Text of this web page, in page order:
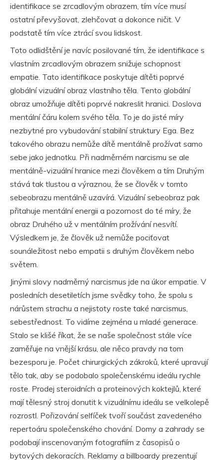
identifikace se zrcadlovým obrazem, tím více musí
ostatní převyšovat, zlehčovat a dokonce ničit. V
podstatě tím více ztrácí svou lidskost.
Toto odlidštění je navíc posilované tím, že identifikace s
vlastním zrcadlovým obrazem snižuje schopnost
empatie. Tato identifikace poskytuje dítěti poprvé
globální vizuální obraz vlastního těla. Tento globální
obraz umožňuje dítěti poprvé nakreslit hranici. Doslova
mentální čáru kolem svého těla. To je do jisté míry
nezbytné pro vybudování stabilní struktury Ega. Bez
takového obrazu nemůže dítě mentálně prožívat samo
sebe jako jednotku. Při nadměrném narcismu se ale
mentálně-vizuální hranice mezi člověkem a tím Druhým
stává tak tlustou a výraznou, že se člověk v tomto
sebeobrazu mentálně uzavírá. Vizuální sebeobraz pak
přitahuje mentální energii a pozornost do té míry, že
obraz Druhého už v mentálním prožívání nesvítí.
Výsledkem je, že člověk už nemůže pociťovat
sounáležitost nebo empatii s druhým člověkem nebo
světem.
Jinými slovy nadměrný narcismus jde na úkor empatie. V
posledních desetiletích jsme svědky toho, že spolu s
nárůstem strachu a nejistoty roste také narcismus,
sebestřednost. To vidíme zejména u mladé generace.
Stalo se klišé říkat, že se naše společnost stále více
zaměřuje na vnější krásu, ale něco pravdy na tom
bezesporu je. Počet chirurgických zákroků, které upravují
tělo tak, aby se podobalo společenskému ideálu rychle
roste. Prodej steroidních a proteinových koktejlů, které
mají tělesný stroj donutit k vizuálnímu ideálu se velkolepě
rozrostl. Pořizování selfíček tvoří součást zavedeného
repertoáru společenského chování. Domy a zahrady se
podobají inscenovaným fotografiím z časopisů o
bytových dekoracích. Reklamy a billboardy prezentují